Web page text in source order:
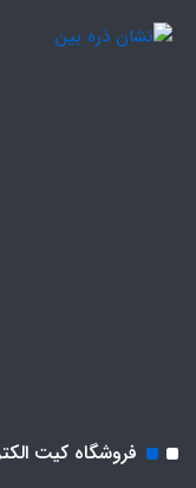
فروشگاه کیت